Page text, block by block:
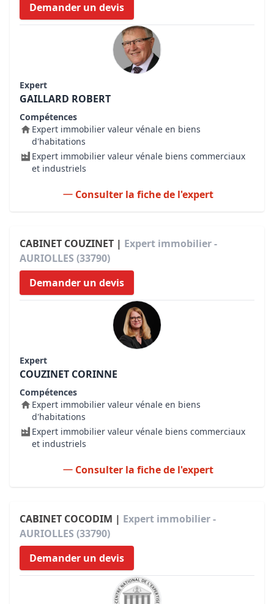
Demander un devis
Expert
GAILLARD ROBERT
Compétences
Expert immobilier valeur vénale en biens
d'habitations
Expert immobilier valeur vénale biens commerciaux
et industriels
Consulter la fiche de l'expert
CABINET COUZINET | Expert immobilier -
AURIOLLES (33790)
Demander un devis
Expert
COUZINET CORINNE
Compétences
Expert immobilier valeur vénale en biens
d'habitations
Expert immobilier valeur vénale biens commerciaux
et industriels
Consulter la fiche de l'expert
CABINET COCODIM | Expert immobilier -
AURIOLLES (33790)
Demander un devis